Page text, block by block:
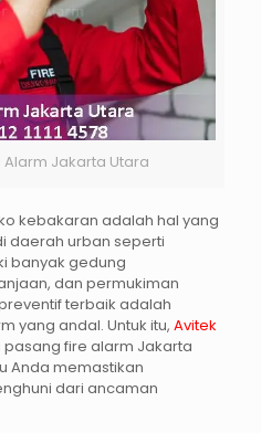
Alarm Jakarta Utara
kebakaran adalah hal yang
daerah urban seperti
banyak gedung
dan permukiman
terbaik adalah
yang andal. Untuk itu, Avitek
pasang fire alarm Jakarta
Anda memastikan
dari ancaman